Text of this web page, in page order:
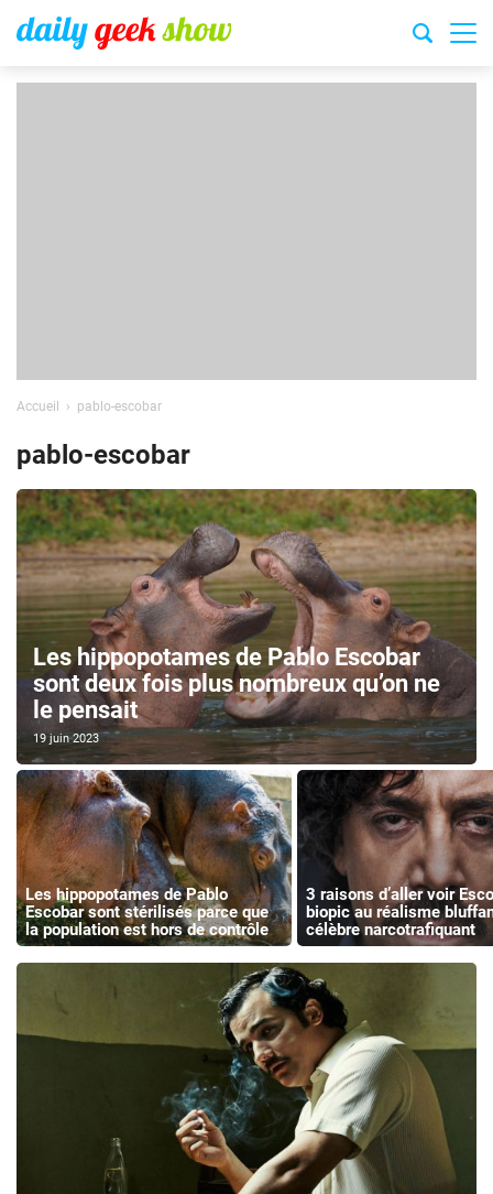
Accueil pablo-escobar
pablo-escobar
Les hippopotames de Pablo Escobar
sont deux fois plus nombreux qu’on ne
le pensait
19 juin 2023
Les hippopotames de Pablo
Escobar sont stérilisés parce que
la population est hors de contrôle
3 raisons d’aller voir
biopic au réalisme
célèbre narcotrafiquant